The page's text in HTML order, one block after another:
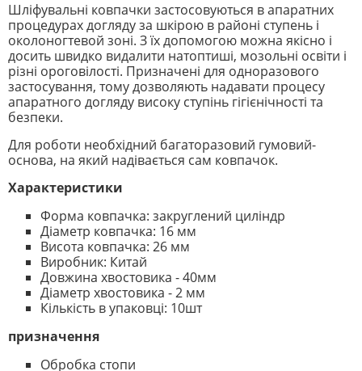
Шліфувальні ковпачки застосовуються в апаратних
процедурах догляду за шкірою в районі ступень і
околоногтевой зоні. З їх допомогою можна якісно і
досить швидко видалити натоптиші, мозольні освіти і
різні ороговілості. Призначені для одноразового
застосування, тому дозволяють надавати процесу
апаратного догляду високу ступінь гігієнічності та
безпеки.
Для роботи необхідний багаторазовий гумовий-
основа, на який надівається сам ковпачок.
Характеристики
Форма ковпачка: закруглений циліндр
Діаметр ковпачка: 16 мм
Висота ковпачка: 26 мм
Виробник: Китай
Довжина хвостовика - 40мм
Діаметр хвостовика - 2 мм
Кількість в упаковці: 10шт
призначення
Обробка стопи